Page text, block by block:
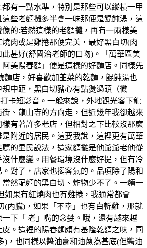
有一點水準，特別是那些可以縱橫一甲
些老麵攤多半會一味那便是餛飩湯，這
的:若然這樣的老麵攤，再有一兩樣美
肉或是雞捲那便完美，最好黑白切(肉
甚好(舒國治老師的口吻)。「萬華區美
美陽春麵」便是這樣的好麵店。同樣先
麵店，好喜歡加韮菜的乾麵，餛飩湯也
中距，黑白切豬心有點燙過頭（微
卡短影音。一般來說，外地觀光客下龍
、龍山寺的方向走，但近幾年我卻越來
有著許多老店，但相對之下比較沒那麼
附近的居民。這要我說，這裡更有萬華
薦的里民說法，這家麵攤是他爺爺老他從
什麼變。用餐環境沒什麼好提，但有冷
對了，店家也挺客氣的。品項除了陽和
然配麵的黑白切、炸物少不了。一麵一
如果有紅燒肉也有雞捲，我通常都會
(內臟)，如果「不幸」也有白斬雞，那就
下「 老」嘴的念婪。哦，還有越來越
皮。這裡的陽春麵頗有基隆乾麵之味，同
)，也同樣以醬油膏和油蔥為基底(但醬油